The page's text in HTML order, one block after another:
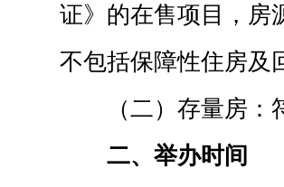
证》的在售项目，房
不包括保障性住房及
（二）存量房
二、举办时间